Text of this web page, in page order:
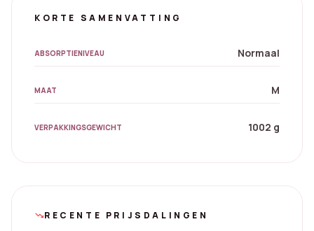
KORTE SAMENVATTING
ABSORPTIENIVEAU Normaal
MAAT M
VERPAKKINGSGEWICHT 1002 g
trending_downRECENTE PRIJSDALINGEN